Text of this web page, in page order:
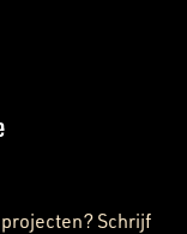
Schrijf